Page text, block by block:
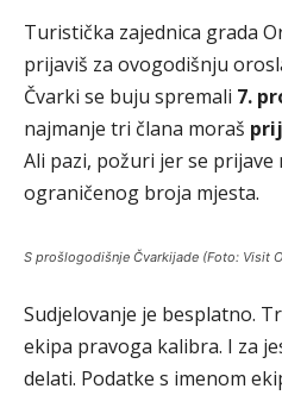
Turistička zajednica grada
prijaviš za ovogodišnju
Čvarki se buju spremali 7.
najmanje tri člana moraš
Ali pazi, požuri jer se
ograničenog broja mjesta.
S prošlogodišnje Čvarkijade (Foto: Visit
Sudjelovanje je besplatno.
ekipa pravoga kalibra. I za
delati. Podatke s imenom